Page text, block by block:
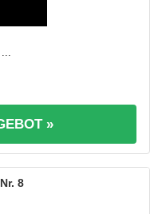
»
8